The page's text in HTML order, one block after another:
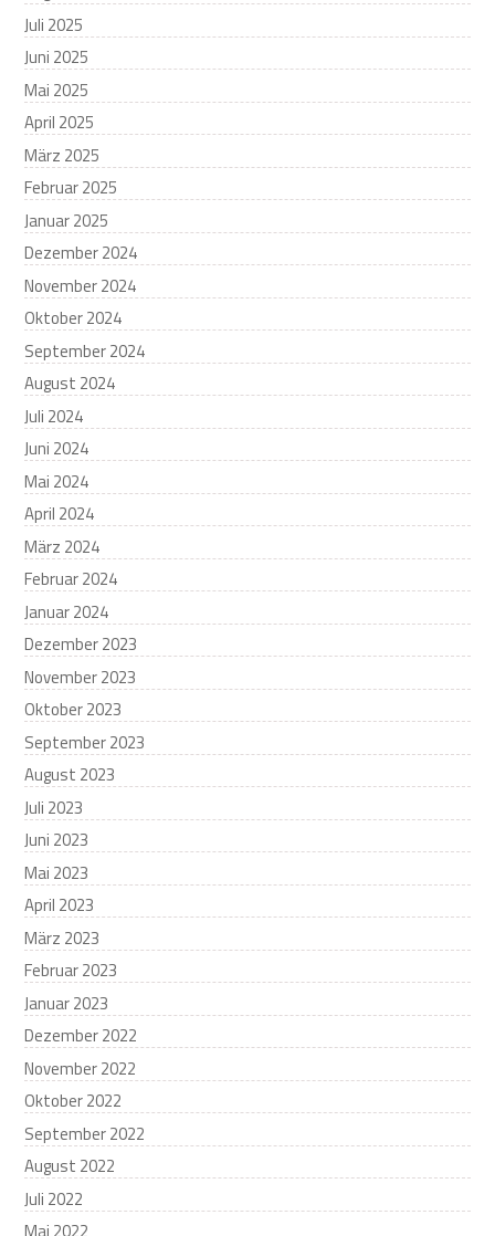
Juli 2025
Juni 2025
Mai 2025
April 2025
März 2025
Februar 2025
Januar 2025
Dezember 2024
November 2024
Oktober 2024
September 2024
August 2024
Juli 2024
Juni 2024
Mai 2024
April 2024
März 2024
Februar 2024
Januar 2024
Dezember 2023
November 2023
Oktober 2023
September 2023
August 2023
Juli 2023
Juni 2023
Mai 2023
April 2023
März 2023
Februar 2023
Januar 2023
Dezember 2022
November 2022
Oktober 2022
September 2022
August 2022
Juli 2022